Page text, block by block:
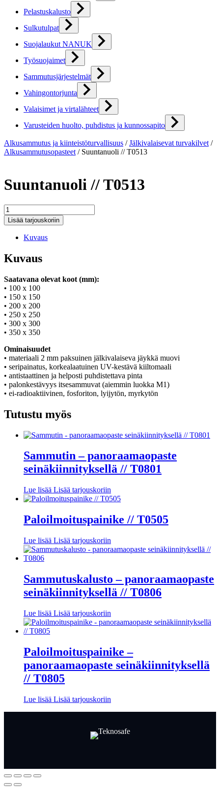
Pelastuskalusto
Sulkutulpat
Suojalaukut NANUK
Työsuojaimet
Sammutusjärjestelmät
Vahingontorjunta
Valaisimet ja virtalähteet
Varusteiden huolto, puhdistus ja kunnossapito
Alkusammutus ja kiinteistöturvallisuus /Jälkivalaisevat turvakilvet /
Alkusammutusopasteet / Suuntanuoli // T0513
Suuntanuoli // T0513
Suuntanuoli
//
T0513
määrä
Lisää tarjouskoriin
Kuvaus
Kuvaus
Saatavana olevat koot (mm):
• 100 x 100
• 150 x 150
• 200 x 200
• 250 x 250
• 300 x 300
• 350 x 350
Ominaisuudet
• materiaali 2 mm paksuinen jälkivalaiseva jäykkä muovi
• seripainatus, korkealaatuinen UV-kestävä kiiltomaali
• antistaattinen ja helposti puhdistettava pinta
• palonkestävyys itsesammuvat (aiemmin luokka M1)
• ei-radioaktiivinen, fosforiton, lyijytön, myrkytön
Tutustu myös
Sammutin – panoraamaopaste
seinäkiinnityksellä // T0801
Lue lisää Lisää tarjouskoriin
Paloilmoituspainike // T0505
Lue lisää Lisää tarjouskoriin
Sammutuskalusto – panoraamaopaste
seinäkiinnityksellä // T0806
Lue lisää Lisää tarjouskoriin
Paloilmoituspainike –
panoraamaopaste seinäkiinnityksellä
// T0805
Lue lisää Lisää tarjouskoriin